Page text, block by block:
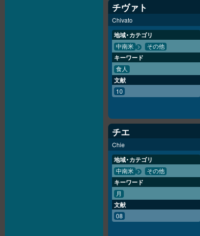
チヴァト
Chivato
地域・カテゴリ
中南米 その他
キーワード
食人
文献
10
チエ
Chie
地域・カテゴリ
中南米 その他
キーワード
月
文献
08